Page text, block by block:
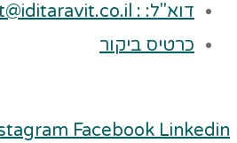
דוא"ל: : idit@iditaravit.co.il
כרטיס ביקור
Facebook Linkedin